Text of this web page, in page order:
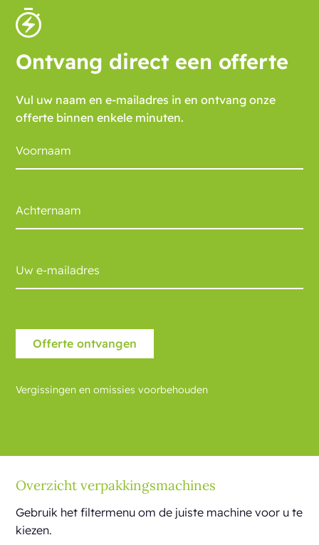
Ontvang direct een offerte
Vul uw naam en e-mailadres in en ontvang onze
offerte binnen enkele minuten.
Vergissingen en omissies voorbehouden
Overzicht verpakkingsmachines
Gebruik het filtermenu om de juiste machine voor u te
kiezen.